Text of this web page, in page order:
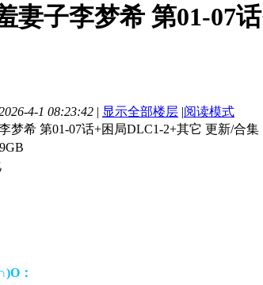
妻子李梦希 第01-07
4-1 08:23:42 | 显示全部楼层 |阅读模式
梦希 第01-07话+困局DLC1-2+其它 更新/合集
：